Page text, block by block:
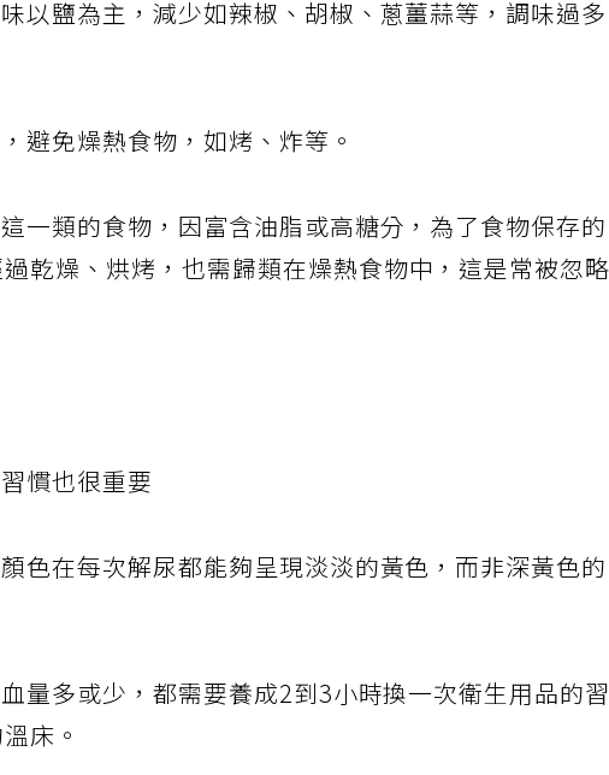
以鹽為主，減少如辣椒、胡椒、蔥薑蒜等，調味過多
避免燥熱食物，如烤、炸等。
一類的食物，因富含油脂或高糖分，為了食物保存的
乾燥、烘烤，也需歸類在燥熱食物中，這是常被忽略
慣也很重要
色在每次解尿都能夠呈現淡淡的黃色，而非深黃色的
量多或少，都需要養成2到3小時換一次衛生用品的習
床。